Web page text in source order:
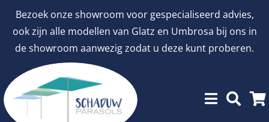
Bezoek onze showroom voor gespecialiseerd advies,
ook zijn alle modellen van Glatz en Umbrosa bij ons in
de showroom aanwezig zodat u deze kunt proberen.
inhoud